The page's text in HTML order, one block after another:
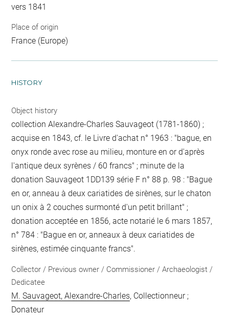
vers 1841
Place of origin
France (Europe)
HISTORY
Object history
collection Alexandre-Charles Sauvageot (1781-1860) ;
acquise en 1843, cf. le Livre d'achat n° 1963 : "bague, en
onyx ronde avec rose au milieu, monture en or d'après
l'antique deux syrènes / 60 francs" ; minute de la
donation Sauvageot 1DD139 série F n° 88 p. 98 : "Bague
en or, anneau à deux cariatides de sirènes, sur le chaton
un onix à 2 couches surmonté d'un petit brillant" ;
donation acceptée en 1856, acte notarié le 6 mars 1857,
n° 784 : "Bague en or, anneaux à deux cariatides de
sirènes, estimée cinquante francs".
Collector / Previous owner / Commissioner / Archaeologist /
Dedicatee
M. Sauvageot, Alexandre-Charles, Collectionneur ;
Donateur